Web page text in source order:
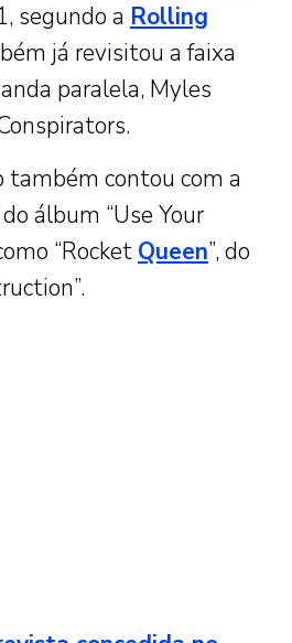
segundo a Rolling
já revisitou a faixa
paralela, Myles
também contou com a
do álbum “Use Your
“Rocket Queen”, do